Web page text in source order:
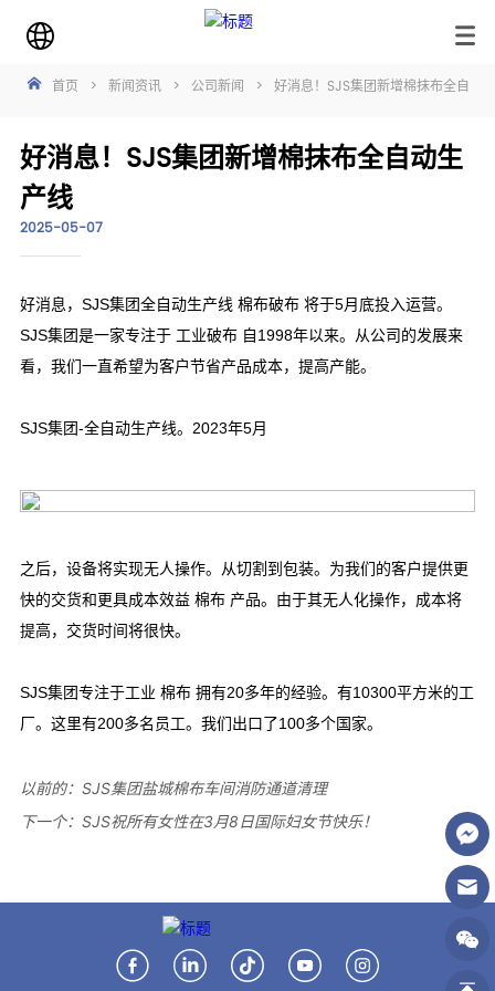
首页 > 新闻资讯 > 公司新闻 > 好消息！SJS集团新增棉抹布全自动
好消息！SJS集团新增棉抹布全自动生
产线
2025-05-07
以前的：SJS集团盐城棉布车间消防通道清理
下一个：SJS祝所有女性在3月8日国际妇女节快乐！